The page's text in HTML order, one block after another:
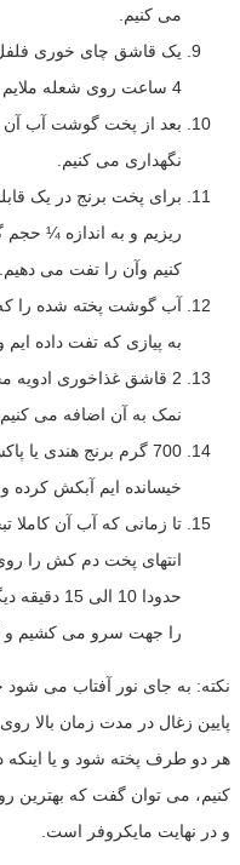
می کنیم.
4 ساعت روی شعله ملایم می گذاریم تا پخته شود.
بعد از پخت گوشت آب آن
نگهداری می کنیم.
ریزیم و به اندازه ¼
کنیم وآن را تفت می دهیم.
آب گوشت پخته شده را که
به پیازی که تفت داده
نمک به آن اضافه می
خیسانده ایم آبکش کرده
تا زمانی که آب آن کاملا
انتهای پخت دم کش را
حدودا 10
را جهت سرو می کشیم و
نکته: به جای نور آفتاب می
پایین زغال در مدت زمان بالا
هر دو طرف پخته شود و یا
کنیم، می توان گفت که بهترین
و در نهایت مایکروفر است.